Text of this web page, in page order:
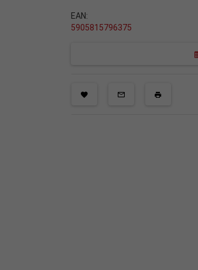
EAN:
5905815796375